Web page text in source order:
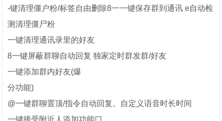
-键清理僵户粉/标签自由删除8一一键保存群到通讯 e自动检
测清理僵尸粉
一键清理通讯录里的好友
8一键屏蔽群聊自动回复 独家定时群发群/好友
一键添加群内好友(爆
分功能)
@一键群聊置顶/指令自动回复。自定义语音时长时间
一键接受附近人添加功能口